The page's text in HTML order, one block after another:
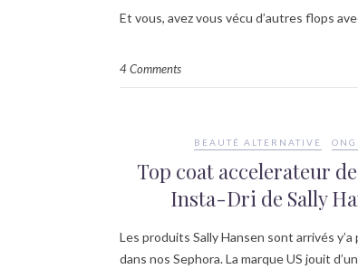
Et vous, avez vous vécu d’autres flops
4 Comments
BEAUTÉ ALTERNATIVE
Top coat accelerateur
Insta-Dri de Sally
Les produits Sally Hansen sont arrivés
dans nos Sephora. La marque US jouit